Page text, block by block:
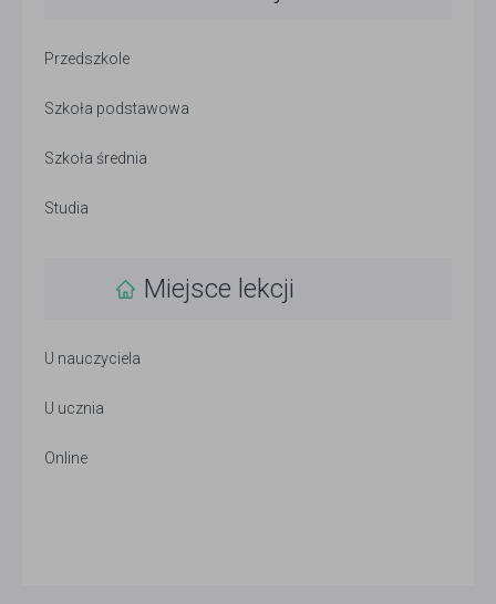
Przedszkole
Szkoła podstawowa
Szkoła średnia
Studia
Miejsce lekcji
U nauczyciela
U ucznia
Online